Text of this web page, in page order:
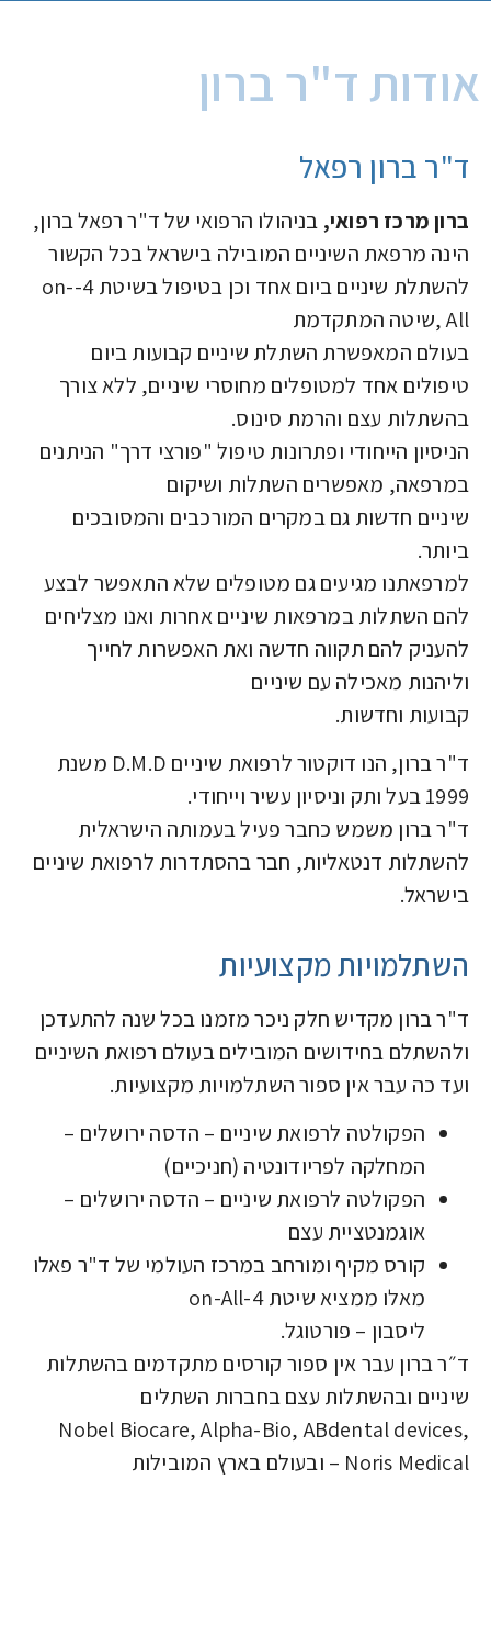
אודות ד"ר ברון
ד"ר ברון רפאל
ברון מרכז רפואי, בניהולו הרפואי של ד"ר רפאל ברון,
הינה מרפאת השיניים המובילה בישראל בכל הקשור
להשתלת שיניים ביום אחד וכן בטיפול בשיטת 4-on-
All ,שיטה המתקדמת
בעולם המאפשרת השתלת שיניים קבועות ביום
טיפולים אחד למטופלים מחוסרי שיניים, ללא צורך
בהשתלות עצם והרמת סינוס.
הניסיון הייחודי ופתרונות טיפול "פורצי דרך" הניתנים
במרפאה, מאפשרים השתלות ושיקום
שיניים חדשות גם במקרים המורכבים והמסובכים
ביותר.
למרפאתנו מגיעים גם מטופלים שלא התאפשר לבצע
להם השתלות במרפאות שיניים אחרות ואנו מצליחים
להעניק להם תקווה חדשה ואת האפשרות לחייך
וליהנות מאכילה עם שיניים
קבועות וחדשות.
ד"ר ברון, הנו דוקטור לרפואת שיניים D.M.D משנת
1999 בעל ותק וניסיון עשיר וייחודי.
ד"ר ברון משמש כחבר פעיל בעמותה הישראלית
להשתלות דנטאליות, חבר בהסתדרות לרפואת שיניים
בישראל.
השתלמויות מקצועיות
ד"ר ברון מקדיש חלק ניכר מזמנו בכל שנה להתעדכן
ולהשתלם בחידושים המובילים בעולם רפואת השיניים
ועד כה עבר אין ספור השתלמויות מקצועיות.
הפקולטה לרפואת שיניים – הדסה ירושלים –
המחלקה לפריודונטיה (חניכיים)
הפקולטה לרפואת שיניים – הדסה ירושלים –
אוגמנטציית עצם
קורס מקיף ומורחב במרכז העולמי של ד"ר פאלו
מאלו ממציא שיטת 4-on-All
ליסבון – פורטוגל.
ד״ר ברון עבר אין ספור קורסים מתקדמים בהשתלות
שיניים ובהשתלות עצם בחברות השתלים
Nobel Biocare, Alpha-Bio, ABdental devices,
Noris Medical – ובעולם בארץ המובילות